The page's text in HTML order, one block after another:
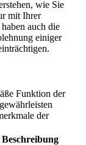
wie Sie
mit Ihrer
auch die
einiger
Funktion der
der
Beschreibung